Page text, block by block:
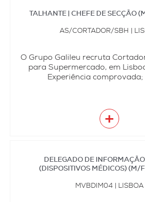
TALHANTE | CHEFE DE SECÇÃO
AS/CORTADOR/SBH |
O Grupo Galileu recruta
para Supermercado, em
Experiência comprovada;
+
DELEGADO DE
(DISPOSITIVOS MÉDICOS) (M/
MVBDIM04 | LISBOA